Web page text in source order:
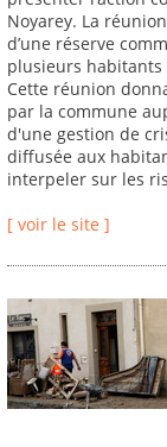
Noyarey. La
d’une réserve
plusieurs habitants
Cette réunion
par la commune
d'une gestion de
diffusée aux
interpeler sur les
[ voir le site ]